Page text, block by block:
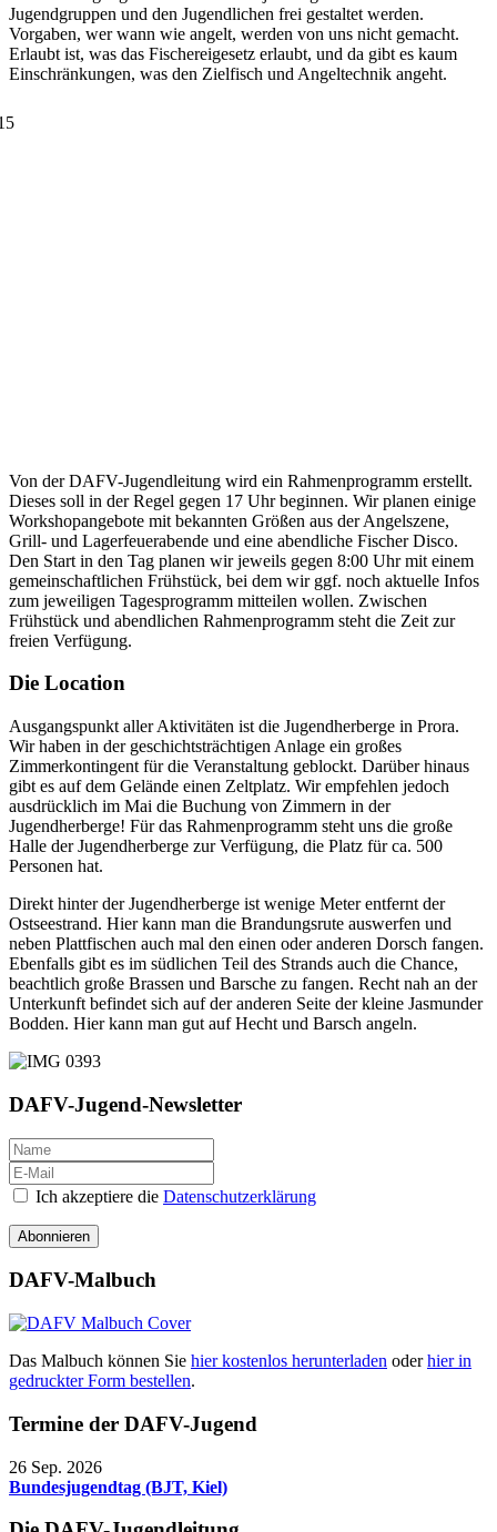
Jugendgruppen und den Jugendlichen frei gestaltet werden.
Vorgaben, wer wann wie angelt, werden von uns nicht gemacht.
Erlaubt ist, was das Fischereigesetz erlaubt, und da gibt es kaum
Einschränkungen, was den Zielfisch und Angeltechnik angeht.
Von der DAFV-Jugendleitung wird ein Rahmenprogramm erstellt.
Dieses soll in der Regel gegen 17 Uhr beginnen. Wir planen einige
Workshopangebote mit bekannten Größen aus der Angelszene,
Grill- und Lagerfeuerabende und eine abendliche Fischer Disco.
Den Start in den Tag planen wir jeweils gegen 8:00 Uhr mit einem
gemeinschaftlichen Frühstück, bei dem wir ggf. noch aktuelle Infos
zum jeweiligen Tagesprogramm mitteilen wollen. Zwischen
Frühstück und abendlichen Rahmenprogramm steht die Zeit zur
freien Verfügung.
Die Location
Ausgangspunkt aller Aktivitäten ist die Jugendherberge in Prora.
Wir haben in der geschichtsträchtigen Anlage ein großes
Zimmerkontingent für die Veranstaltung geblockt. Darüber hinaus
gibt es auf dem Gelände einen Zeltplatz. Wir empfehlen jedoch
ausdrücklich im Mai die Buchung von Zimmern in der
Jugendherberge! Für das Rahmenprogramm steht uns die große
Halle der Jugendherberge zur Verfügung, die Platz für ca. 500
Personen hat.
Direkt hinter der Jugendherberge ist wenige Meter entfernt der
Ostseestrand. Hier kann man die Brandungsrute auswerfen und
neben Plattfischen auch mal den einen oder anderen Dorsch fangen.
Ebenfalls gibt es im südlichen Teil des Strands auch die Chance,
beachtlich große Brassen und Barsche zu fangen. Recht nah an der
Unterkunft befindet sich auf der anderen Seite der kleine Jasmunder
Bodden. Hier kann man gut auf Hecht und Barsch angeln.
DAFV-Jugend-Newsletter
Ich akzeptiere die Datenschutzerklärung
Abonnieren
DAFV-Malbuch
Das Malbuch können Sie hier kostenlos herunterladen oderhier in
gedruckter Form bestellen.
Termine der DAFV-Jugend
26 Sep. 2026
Bundesjugendtag (BJT, Kiel)